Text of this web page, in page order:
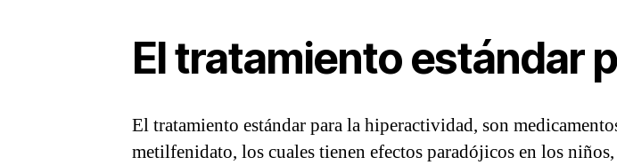
El tratamiento estándar
El tratamiento estándar para la hiperactividad, son
metilfenidato, los cuales tienen efectos paradójicos en los